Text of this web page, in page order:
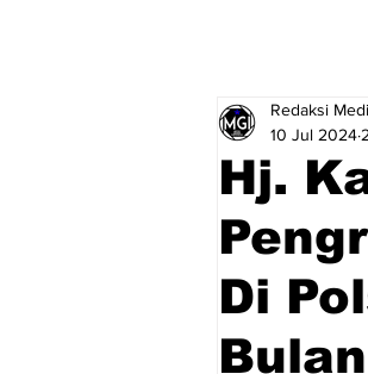
Hj.
Di
Redaksi
10 Jul 2024